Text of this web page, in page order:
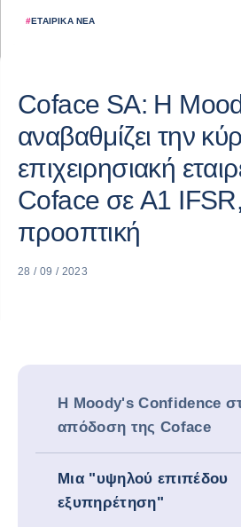
#ΕΤΑΙΡΙΚΆ ΝΈΑ
Coface SA: Η
αναβαθμίζει την
επιχειρησιακή
Coface σε A1
προοπτική
28 / 09 / 2023
Η Moody's Confidence
απόδοση της Coface
Μια "υψηλού επιπέδου
εξυπηρέτηση"